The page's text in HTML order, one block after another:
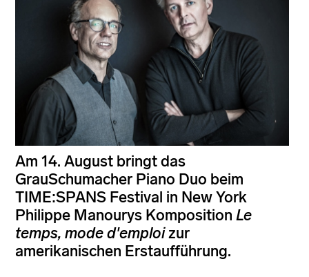
Am 14. August bringt das
GrauSchumacher Piano Duo beim
TIME:SPANS Festival in New York
Philippe Manourys Komposition Le
temps, mode d'emploizur
amerikanischen Erstaufführung.